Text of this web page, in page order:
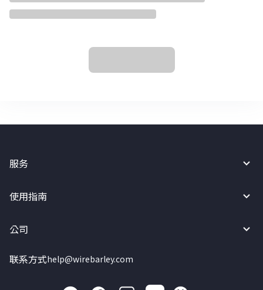
服务
使用指南
公司
联系方式help@wirebarley.com